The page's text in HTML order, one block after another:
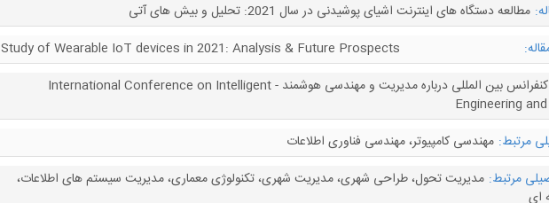
مطالعه دستگاه های اینترنت اشیای پوشیدنی در سال 2021: تحلیل و بیش های آتی
Study of Wearable IoT devices in 2021: Analysis & Future Prospects
کنفرانس بین المللی درباره مدیریت و مهندسی هوشمند - International Conference on Intelligent
Engineering
مرتبط: مهندسی کامپیوتر، مهندسی فناوری اطلاعات
مرتبط: مدیریت تحول، طراحی شهری، مدیریت شهری، تکنولوژی معماری، مدیریت سیستم های اطلاعات،
ای